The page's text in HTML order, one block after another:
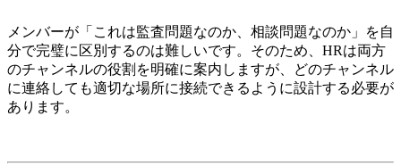
メンバーが「これは監査問題なのか、相談問題なのか」を自
分で完璧に区別するのは難しいです。そのため、HRは両方
のチャンネルの役割を明確に案内しますが、どのチャンネル
に連絡しても適切な場所に接続できるように設計する必要が
あります。